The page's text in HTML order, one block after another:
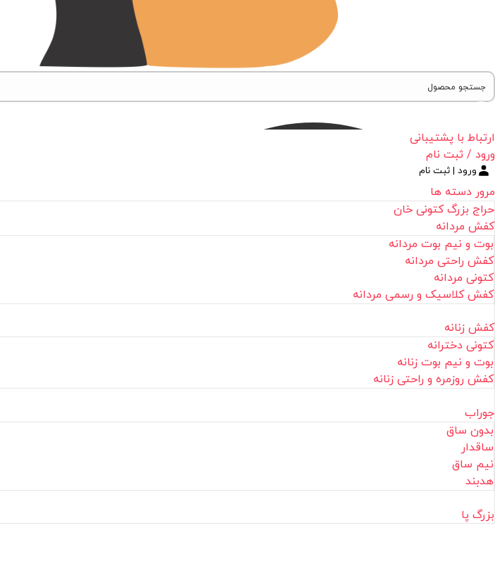
ارتباط با پشتیبانی
ورود / ثبت نام
ورود | ثبت نام
مرور دسته ها
حراج بزرگ کتونی خان
کفش مردانه
بوت و نیم بوت مردانه
کفش راحتی مردانه
کتونی مردانه
کفش کلاسیک و رسمی مردانه
کفش زنانه
کتونی دخترانه
بوت و نیم بوت زنانه
کفش روزمره و راحتی زنانه
جوراب
بدون ساق
ساقدار
نیم ساق
هدبند
بزرگ پا